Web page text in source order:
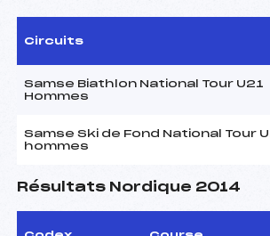
Circuits
Samse Biathlon National Tour U21
Hommes
Samse Ski de Fond National Tour
hommes
Résultats Nordique 2014